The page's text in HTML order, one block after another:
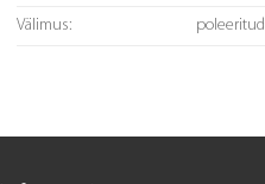
Välimus: